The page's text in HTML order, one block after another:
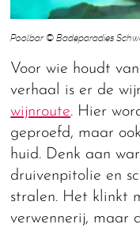
Poolbar © Badeparadies
Voor wie houdt
verhaal is er de
wijnroute. Hier
geproefd, maar
huid. Denk aan
druivenpitolie en
stralen. Het klinkt
verwennerij, maar